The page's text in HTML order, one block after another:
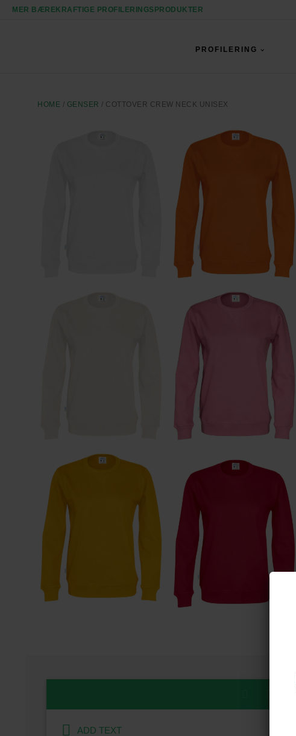
MER BÆREKRAFTIGE PROFILERINGSPRODUKTER
PROFILERING
HOME / GENSER / COTTOVER CREW NECK UNISEX
ADD TEXT